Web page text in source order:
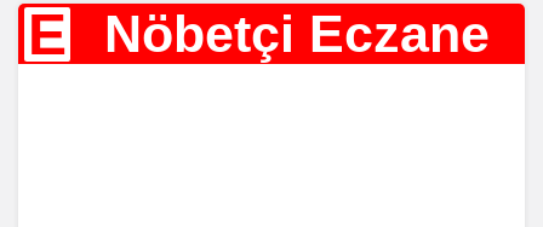
E Nöbetçi Eczane